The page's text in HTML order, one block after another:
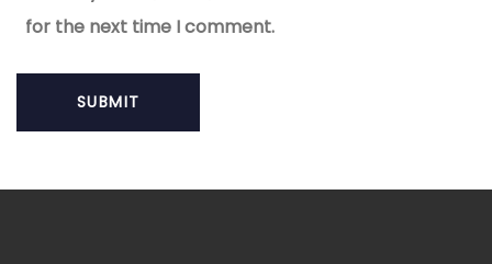
for the next time I comment.